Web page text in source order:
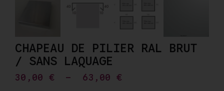
CHAPEAU DE PILIER RAL BRUT
/ SANS LAQUAGE
30,00 € – 63,00 €